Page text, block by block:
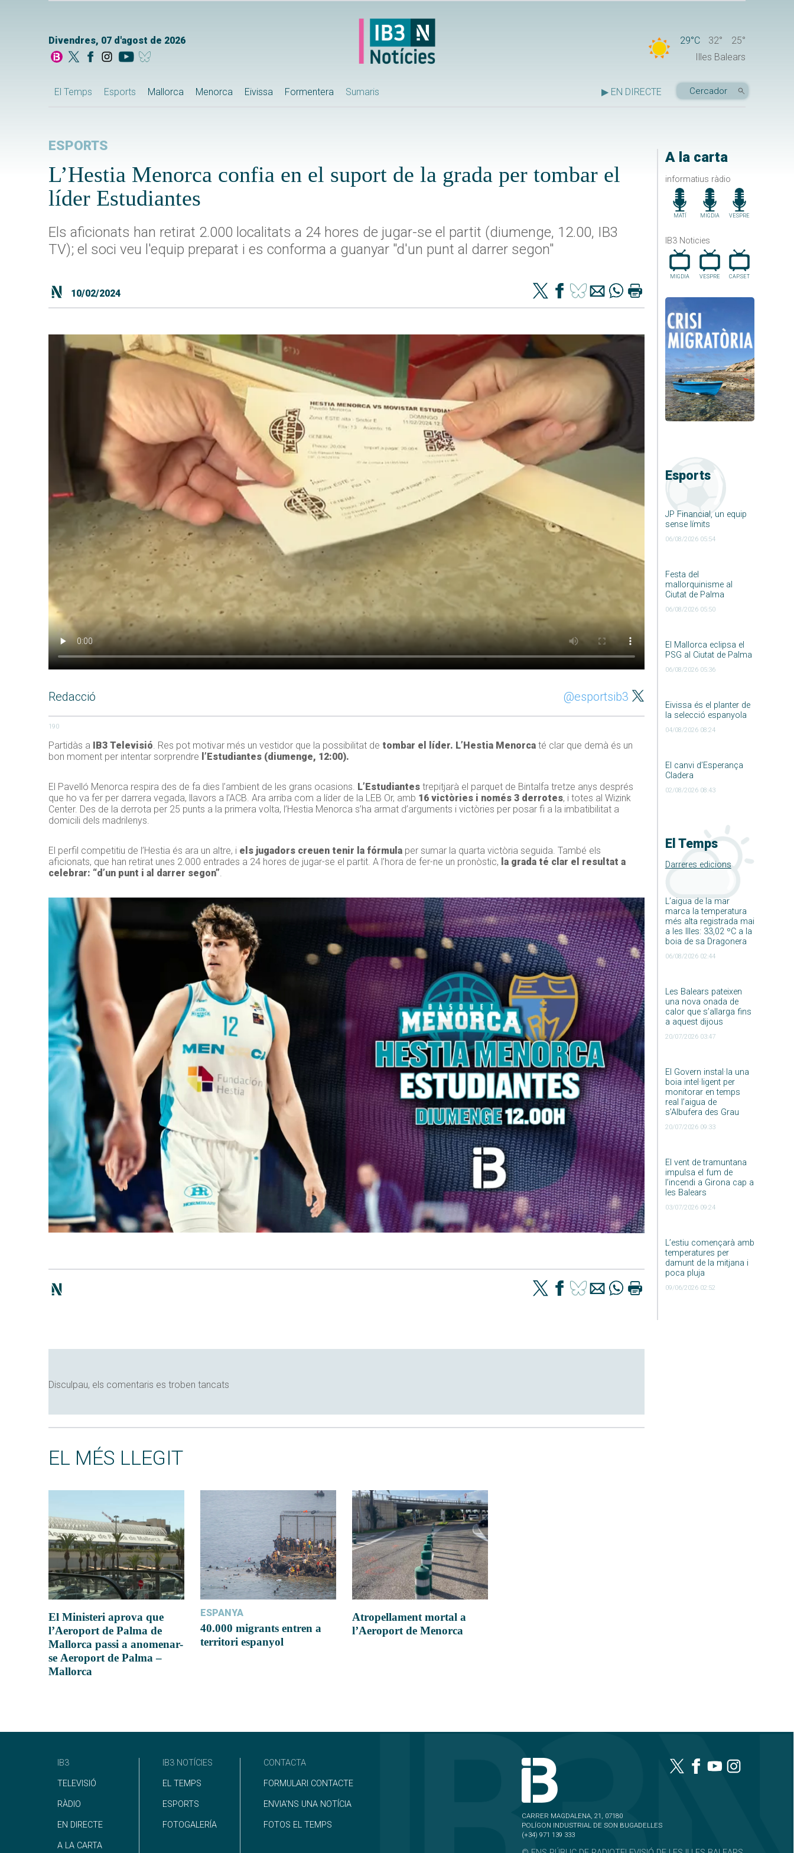
Divendres, 07 d'agost de 2026 29°C 32°
25°
Illes Balears
El Temps Esports Mallorca Menorca Eivissa Formentera Sumaris ▶ EN DIRECTE
A la carta
informatius ràdio
MATÍ MIGDIA VESPRE
IB3 Noticies
MIGDIA VESPRE CAP.SET
Esports
JP Financial, un equip
sense límits
06/08/2026 05:54
Festa del
mallorquinisme al
Ciutat de Palma
06/08/2026 05:50
El Mallorca eclipsa el
PSG al Ciutat de Palma
06/08/2026 05:36
Eivissa és el planter de
la selecció espanyola
04/08/2026 08:24
El canvi d’Esperança
Cladera
02/08/2026 08:43
El Temps
Darreres edicions
L’aigua de la mar
marca la temperatura
més alta registrada mai
a les Illes: 33,02 ºC a la
boia de sa Dragonera
06/08/2026 02:44
Les Balears pateixen
una nova onada de
calor que s’allarga fins
a aquest dijous
20/07/2026 03:47
El Govern instal·la una
boia intel·ligent per
monitorar en temps
real l’aigua de
s’Albufera des Grau
20/07/2026 09:33
El vent de tramuntana
impulsa el fum de
l’incendi a Girona cap a
les Balears
03/07/2026 09:24
L’estiu començarà amb
temperatures per
damunt de la mitjana i
poca pluja
09/06/2026 02:52
ESPORTS
L’Hestia Menorca confia en el suport de la grada per tombar el
líder Estudiantes
Els aficionats han retirat 2.000 localitats a 24 hores de jugar-se el partit (diumenge, 12.00, IB3
TV); el soci veu l'equip preparat i es conforma a guanyar "d'un punt al darrer segon"
10/02/2024
Redacció @esportsib3
190
Partidàs a IB3 Televisió. Res pot motivar més un vestidor que la possibilitat de tombar el líder. L’Hestia Menorca té clar que demà és un
bon moment per intentar sorprendre l’Estudiantes (diumenge, 12:00).
El Pavelló Menorca respira des de fa dies l’ambient de les grans ocasions. L’Estudiantes trepitjarà el parquet de Bintalfa tretze anys després
que ho va fer per darrera vegada, llavors a l’ACB. Ara arriba com a líder de la LEB Or, amb 16 victòries i només 3 derrotes, i totes al Wizink
Center. Des de la derrota per 25 punts a la primera volta, l’Hestia Menorca s’ha armat d’arguments i victòries per posar fi a la imbatibilitat a
domicili dels madrilenys.
El perfil competitiu de l’Hestia és ara un altre, i els jugadors creuen tenir la fórmula per sumar la quarta victòria seguida. També els
aficionats, que han retirat unes 2.000 entrades a 24 hores de jugar-se el partit. A l’hora de fer-ne un pronòstic, la grada té clar el resultat a
celebrar: “d’un punt i al darrer segon”.
Disculpau, els comentaris es troben tancats
EL MÉS LLEGIT
El Ministeri aprova que
l’Aeroport de Palma de
Mallorca passi a anomenar-
se Aeroport de Palma –
Mallorca
ESPANYA
40.000 migrants entren a
territori espanyol
Atropellament mortal a
l’Aeroport de Menorca
IB3
TELEVISIÓ
RÀDIO
EN DIRECTE
A LA CARTA
IB3 NOTÍCIES
EL TEMPS
ESPORTS
FOTOGALERÍA
CONTACTA
FORMULARI CONTACTE
ENVIA'NS UNA NOTÍCIA
FOTOS EL TEMPS
CARRER MAGDALENA, 21, 07180
POLÍGON INDUSTRIAL DE SON BUGADELLES
(+34) 971 139 333